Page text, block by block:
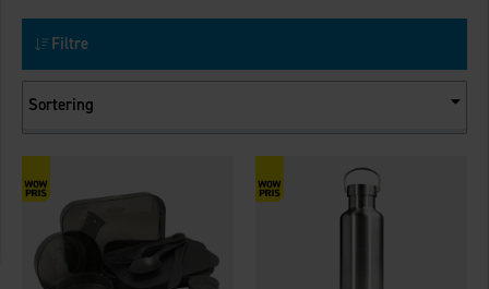
Filtre
Sortering